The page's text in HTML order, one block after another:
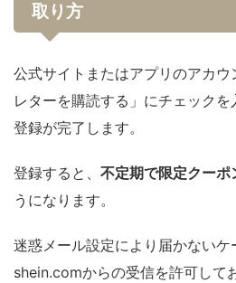
取り方
公式サイトまたはアプリのアカ
レターを購読する」にチェック
登録が完了します。
登録すると、 不定期で限定クーポ
うになります。
迷惑メール設定により届かないケ
shein.comからの受信を許可して